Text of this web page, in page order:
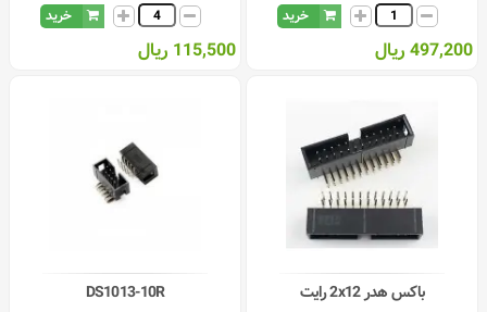
خرید
497,200 ریال
خرید
115,500 ریال
باکس هدر 2x12 رایت DS1013-10R